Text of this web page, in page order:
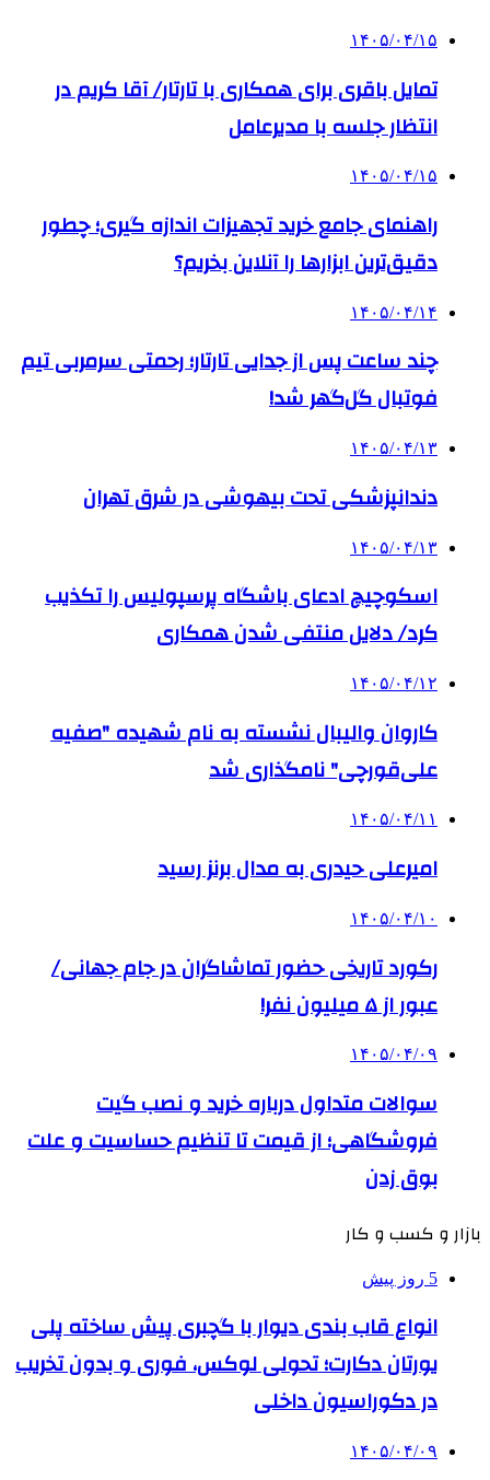
۱۴۰۵/۰۴/۱۵
تمایل باقری برای همکاری با تارتار/ آقا کریم در
انتظار جلسه با مدیرعامل
۱۴۰۵/۰۴/۱۵
راهنمای جامع خرید تجهیزات اندازه گیری؛ چطور
دقیق‌ترین ابزارها را آنلاین بخریم؟
۱۴۰۵/۰۴/۱۴
چند ساعت پس از جدایی تارتار؛ رحمتی سرمربی تیم
فوتبال گل‌گهر شد!
۱۴۰۵/۰۴/۱۳
دندانپزشکی تحت بیهوشی در شرق تهران
۱۴۰۵/۰۴/۱۳
اسکوچیچ ادعای باشگاه پرسپولیس را تکذیب
کرد/ دلایل منتفی شدن همکاری
۱۴۰۵/۰۴/۱۲
کاروان والیبال نشسته به نام شهیده "صفیه
علی‌قورچی" نامگذاری شد
۱۴۰۵/۰۴/۱۱
امیرعلی حیدری به مدال برنز رسید
۱۴۰۵/۰۴/۱۰
رکورد تاریخی حضور تماشاگران در جام جهانی/
عبور از ۵ میلیون نفر!
۱۴۰۵/۰۴/۰۹
سوالات متداول درباره خرید و نصب گیت
فروشگاهی؛ از قیمت تا تنظیم حساسیت و علت
بوق زدن
بازار و کسب و کار
5 روز پیش
انواع قاب بندی دیوار با گچبری پیش ساخته پلی
یورتان دکارت؛ تحولی لوکس، فوری و بدون تخریب
در دکوراسیون داخلی
۱۴۰۵/۰۴/۰۹